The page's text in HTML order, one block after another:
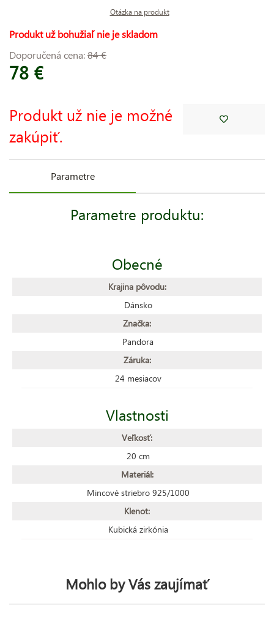
Otázka na produkt
Produkt už bohužiaľ nie je skladom
Doporučená cena:84 €
78 €
Produkt už nie je možné
zakúpiť.
Parametre
Parametre produktu:
Obecné
Krajina pôvodu:
Dánsko
Značka:
Pandora
Záruka:
24 mesiacov
Vlastnosti
Veľkosť:
20 cm
Materiál:
Mincové striebro 925/1000
Klenot:
Kubická zirkónia
Mohlo by Vás zaujímať